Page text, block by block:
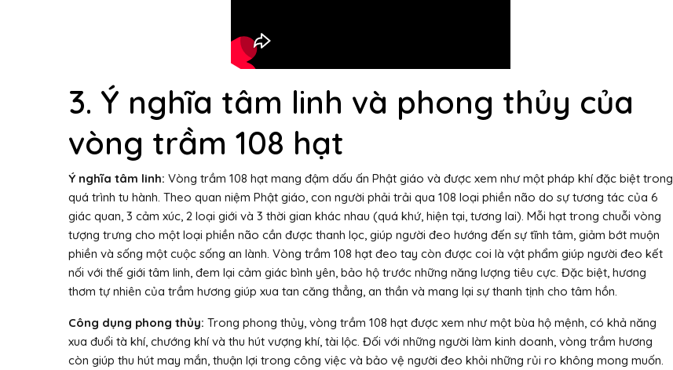
3. Ý nghĩa tâm linh và phong thủy của
vòng trầm 108 hạt
Ý nghĩa tâm linh: Vòng trầm 108 hạt mang đậm dấu ấn Phật giáo và được xem như một pháp khí đặc biệt trong
quá trình tu hành. Theo quan niệm Phật giáo, con người phải trải qua 108 loại phiền não do sự tương tác của 6
giác quan, 3 cảm xúc, 2 loại giới và 3 thời gian khác nhau (quá khứ, hiện tại, tương lai). Mỗi hạt trong chuỗi vòng
tượng trưng cho một loại phiền não cần được thanh lọc, giúp người đeo hướng đến sự tĩnh tâm, giảm bớt muộn
phiền và sống một cuộc sống an lành. Vòng trầm 108 hạt đeo tay còn được coi là vật phẩm giúp người đeo kết
nối với thế giới tâm linh, đem lại cảm giác bình yên, bảo hộ trước những năng lượng tiêu cực. Đặc biệt, hương
thơm tự nhiên của trầm hương giúp xua tan căng thẳng, an thần và mang lại sự thanh tịnh cho tâm hồn.
Công dụng phong thủy: Trong phong thủy, vòng trầm 108 hạt được xem như một bùa hộ mệnh, có khả năng
xua đuổi tà khí, chướng khí và thu hút vượng khí, tài lộc. Đối với những người làm kinh doanh, vòng trầm hương
còn giúp thu hút may mắn, thuận lợi trong công việc và bảo vệ người đeo khỏi những rủi ro không mong muốn.